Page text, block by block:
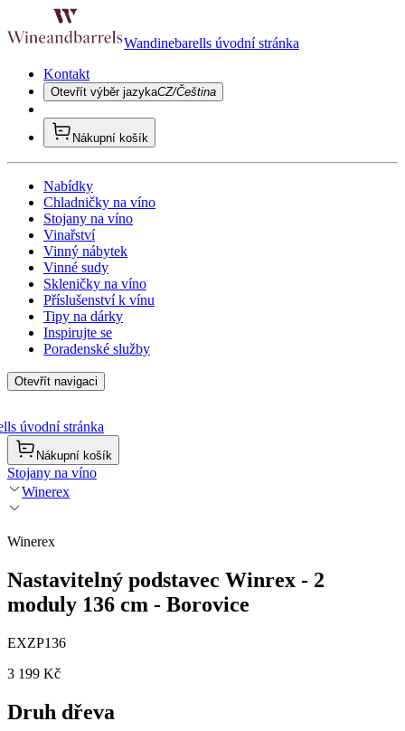
Wandinebarells úvodní stránka
Kontakt
Otevřít výběr jazykaCZ/Čeština
Nákupní košík
Nabídky
Chladničky na víno
Stojany na víno
Vinařství
Vinný nábytek
Vinné sudy
Skleničky na víno
Příslušenství k vínu
Tipy na dárky
Inspirujte se
Poradenské služby
Otevřít navigaci
úvodní stránka
Nákupní košík
Stojany na víno
Winerex
Winerex
Nastavitelný podstavec Winrex - 2
moduly 136 cm - Borovice
EXZP136
3 199 Kč
Druh dřeva